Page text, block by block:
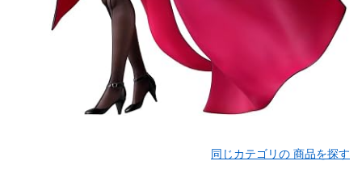
同じカテゴリの 商品を探す